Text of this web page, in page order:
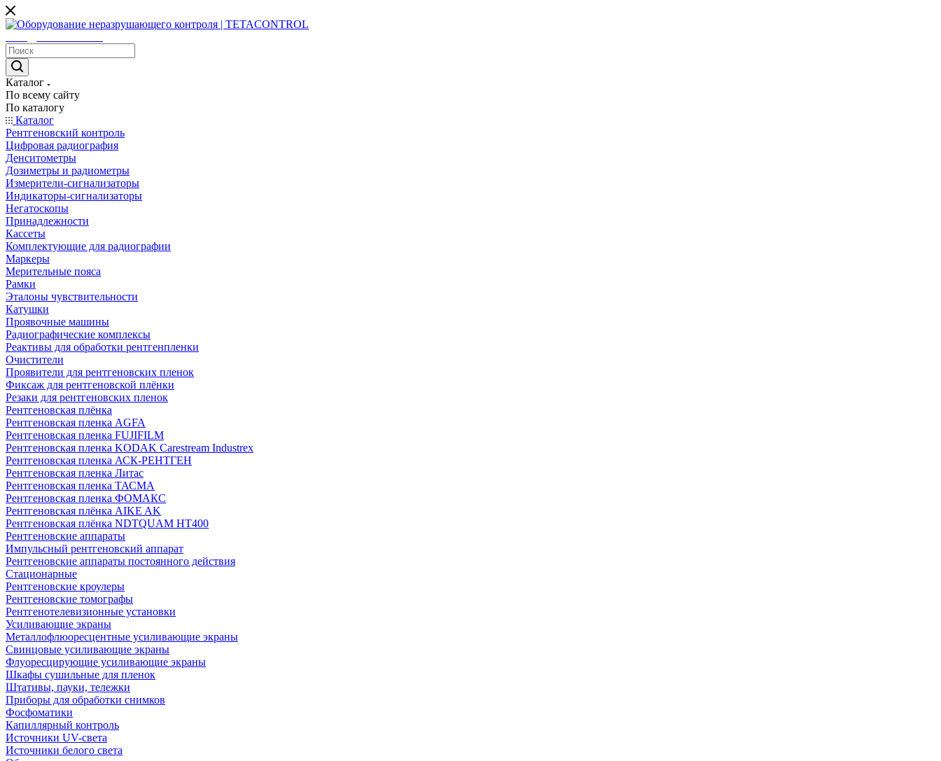
Каталог
По всему сайту
По каталогу
Каталог
Рентгеновский контроль
Цифровая радиография
Денситометры
Дозиметры и радиометры
Измерители-сигнализаторы
Индикаторы-сигнализаторы
Негатоскопы
Принадлежности
Кассеты
Комплектующие для радиографии
Маркеры
Мерительные пояса
Рамки
Эталоны чувствительности
Катушки
Проявочные машины
Радиографические комплексы
Реактивы для обработки рентгенпленки
Очистители
Проявители для рентгеновских пленок
Фиксаж для рентгеновской плёнки
Резаки для рентгеновских пленок
Рентгеновская плёнка
Рентгеновская пленка AGFA
Рентгеновская пленка FUJIFILM
Рентгеновская пленка KODAK Carestream Industrex
Рентгеновская пленка АСК-РЕНТГЕН
Рентгеновская пленка Литас
Рентгеновская пленка ТАСМА
Рентгеновская пленка ФОМАКС
Рентгеновская плёнка AIKE AK
Рентгеновская плёнка NDTQUAM HT400
Рентгеновские аппараты
Импульсный рентгеновский аппарат
Рентгеновские аппараты постоянного действия
Стационарные
Рентгеновские кроулеры
Рентгеновские томографы
Рентгенотелевизионные установки
Усиливающие экраны
Металлофлюоресцентные усиливающие экраны
Свинцовые усиливающие экраны
Флуоресцирующие усиливающие экраны
Шкафы сушильные для пленок
Штативы, пауки, тележки
Приборы для обработки снимков
Фосфоматики
Капиллярный контроль
Источники UV-света
Источники белого света